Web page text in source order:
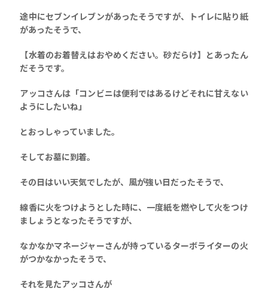
途中にセブンイレブンがあったそうですが、
トイレに貼り紙
があったそうで、
【水着のお着替えはおやめください。砂だらけ】とあったん
だそうです。
アッコさんは「コンビニは便利ではあるけどそれに甘えない
ようにしたいね」
とおっしゃっていました。
そしてお墓に到着。
その日はいい天気でしたが、風が強い日だったそうで、
線香に火をつけようとした時に、一度紙を燃やして火をつけ
ましょうとなったそうですが、
なかなかマネージャーさんが持っているターボライターの火
がつかなかったそうで、
それを見たアッコさんが